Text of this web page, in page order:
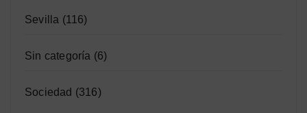
Sevilla (116)
Sin categoría (6)
Sociedad (316)